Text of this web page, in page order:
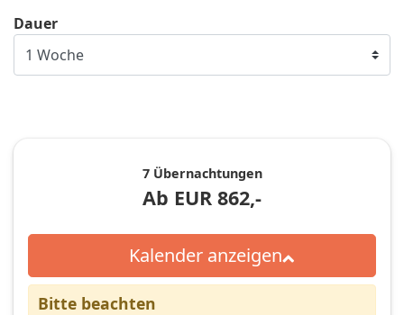
Dauer
7 Übernachtungen
Ab EUR 862,-
Kalender anzeigen
Bitte beachten